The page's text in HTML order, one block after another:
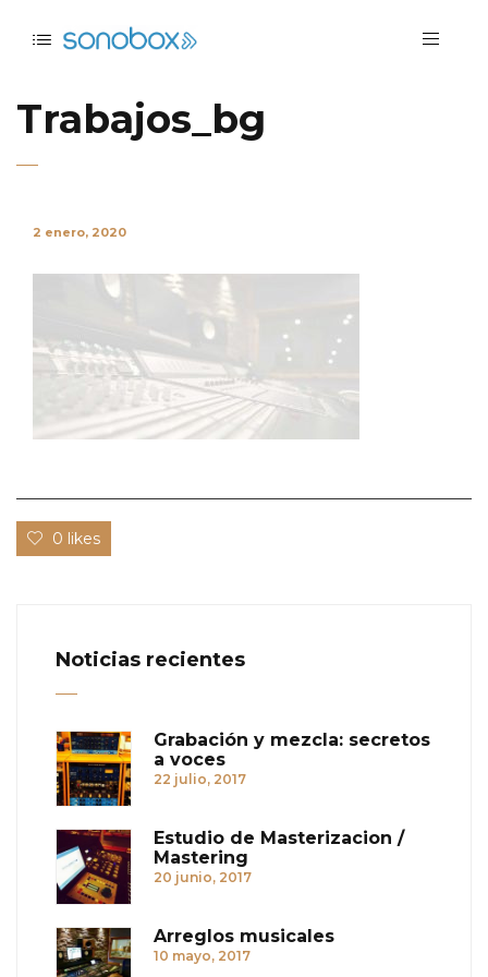
Trabajos_bg
2 enero, 2020
0 likes
Noticias recientes
Grabación y mezcla: secretos
a voces
22 julio, 2017
Estudio de Masterizacion /
Mastering
20 junio, 2017
Arreglos musicales
10 mayo, 2017